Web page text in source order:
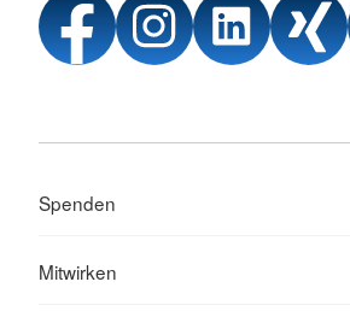
Spenden
Mitwirken